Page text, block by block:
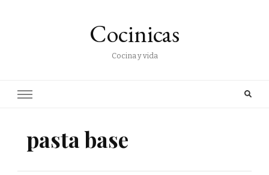
Cocinicas
Cocina y vida
pasta base